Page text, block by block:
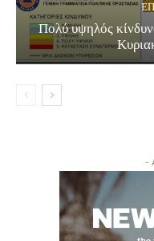
Πολύ υψηλός
-